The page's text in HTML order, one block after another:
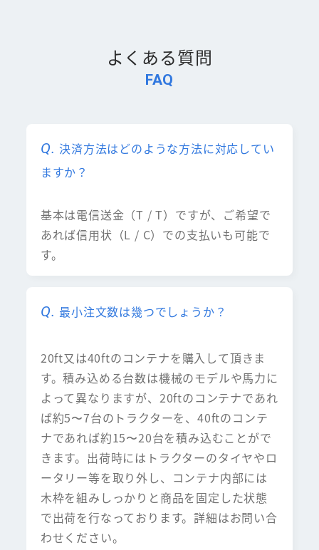
FAQ
よくある質問
決済方法はどのような方法に対応してい
ますか？
基本は電信送金（T / T）ですが、ご希望で
あれば信用状（L / C）での支払いも可能で
す。
最小注文数は幾つでしょうか？
20ft又は40ftのコンテナを購入して頂きま
す。積み込める台数は機械のモデルや馬力に
よって異なりますが、20ftのコンテナであれ
ば約5〜7台のトラクターを、40ftのコンテ
ナであれば約15〜20台を積み込むことがで
きます。出荷時にはトラクターのタイヤやロ
ータリー等を取り外し、コンテナ内部には
木枠を組みしっかりと商品を固定した状態
で出荷を行なっております。詳細はお問い合
わせください。